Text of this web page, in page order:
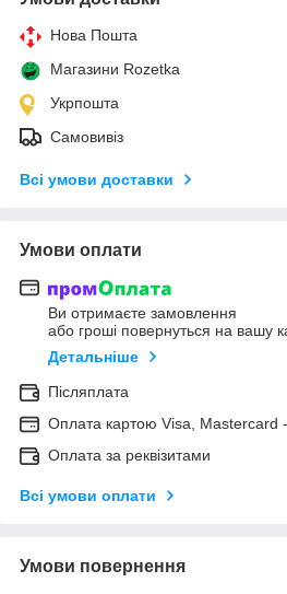
Нова Пошта
Магазини Rozetka
Укрпошта
Самовивіз
Всі умови доставки
Умови оплати
Ви отримаєте замовлення
або гроші повернуться на вашу
Детальніше
Післяплата
Оплата картою Visa, Mastercard
Оплата за реквізитами
Всі умови оплати
Умови повернення